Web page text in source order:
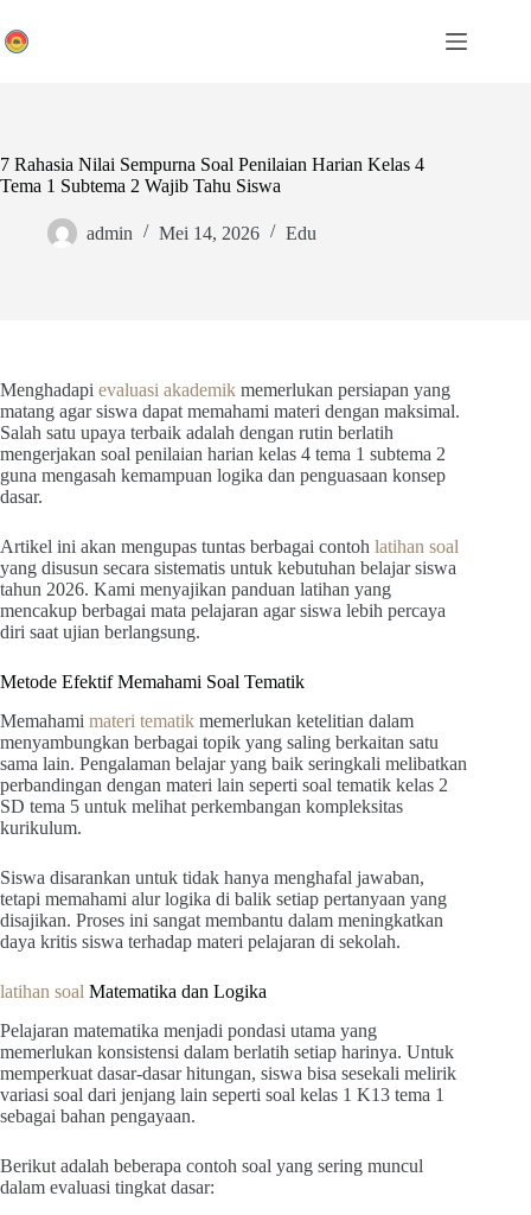
to
content
7 Rahasia Nilai Sempurna Soal Penilaian Harian Kelas 4
Tema 1 Subtema 2 Wajib Tahu Siswa
admin Mei 14, 2026 Edu
Menghadapi evaluasi akademik memerlukan persiapan yang
matang agar siswa dapat memahami materi dengan maksimal.
Salah satu upaya terbaik adalah dengan rutin berlatih
mengerjakan soal penilaian harian kelas 4 tema 1 subtema 2
guna mengasah kemampuan logika dan penguasaan konsep
dasar.
Artikel ini akan mengupas tuntas berbagai contoh latihan soal
yang disusun secara sistematis untuk kebutuhan belajar siswa
tahun 2026. Kami menyajikan panduan latihan yang
mencakup berbagai mata pelajaran agar siswa lebih percaya
diri saat ujian berlangsung.
Metode Efektif Memahami Soal Tematik
Memahami materi tematik memerlukan ketelitian dalam
menyambungkan berbagai topik yang saling berkaitan satu
sama lain. Pengalaman belajar yang baik seringkali melibatkan
perbandingan dengan materi lain seperti soal tematik kelas 2
SD tema 5 untuk melihat perkembangan kompleksitas
kurikulum.
Siswa disarankan untuk tidak hanya menghafal jawaban,
tetapi memahami alur logika di balik setiap pertanyaan yang
disajikan. Proses ini sangat membantu dalam meningkatkan
daya kritis siswa terhadap materi pelajaran di sekolah.
latihan soal Matematika dan Logika
Pelajaran matematika menjadi pondasi utama yang
memerlukan konsistensi dalam berlatih setiap harinya. Untuk
memperkuat dasar-dasar hitungan, siswa bisa sesekali melirik
variasi soal dari jenjang lain seperti soal kelas 1 K13 tema 1
sebagai bahan pengayaan.
Berikut adalah beberapa contoh soal yang sering muncul
dalam evaluasi tingkat dasar: